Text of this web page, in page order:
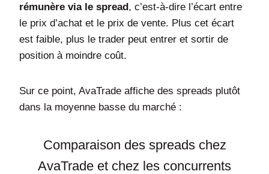
rémunère via le spread, c’est-à-dire l’écart entre
le prix d’achat et le prix de vente. Plus cet écart
est faible, plus le trader peut entrer et sortir de
position à moindre coût.
Sur ce point, AvaTrade affiche des spreads plutôt
dans la moyenne basse du marché :
Comparaison des spreads chez
AvaTrade et chez les concurrents